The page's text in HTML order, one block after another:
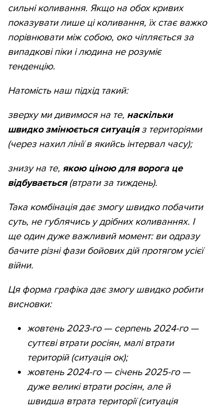
сильні коливання. Якщо на обох кривих
показувати лише ці коливання, їх стає важко
порівнювати між собою, око чіпляється за
випадкові піки і людина не розуміє
тенденцію.
Натомість наш підхід такий:
зверху ми дивимося на те, наскільки
швидко змінюється ситуаціяз територіями
(через нахил лінії в якийсь інтервал часу);
знизу на те, якою ціною для ворога це
відбувається(втрати за тиждень).
Така комбінація дає змогу швидко побачити
суть, не гублячись у дрібних коливаннях. І
ще один дуже важливий момент: ви одразу
бачите різні фази бойових дій протягом усієї
війни.
Ця форма графіка дає змогу швидко робити
висновки:
жовтень 2023-го — серпень 2024-го —
суттєві втрати росіян, малі втрати
територій (ситуація ок);
жовтень 2024-го — січень 2025-го —
дуже великі втрати росіян, але й
швидша втрата території (ситуація